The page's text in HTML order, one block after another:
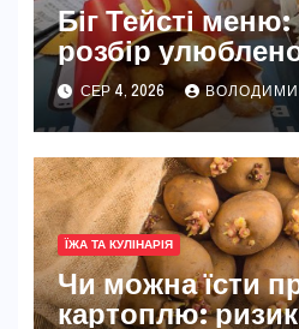
Біг Тейсті
розбір
McDonald’s
СЕР 4, 2026
ЇЖА ТА КУЛІНАРІЯ
Чи можна їсти
картоплю: